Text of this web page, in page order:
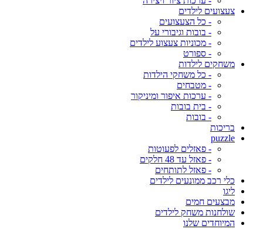
צעצועים לילדים
- כל הצעצועים
- בובות וגיבורי על
- מכוניות צעצוע לילדים
- ספורט
משחקים לילדות
- כל משחקי הילדות
- מטבחים
- ערכות איפור ומיניקור
- בית בובות
- בובות
בריכות
puzzle
- פאזלים לפעוטות
- פאזל עד 48 חלקים
- פאזל לתותחים
כלי רכב ממונעים לילדים
ליגו
מבצעים חמים
שולחנות משחק לילדים
המיוחדים שלנו